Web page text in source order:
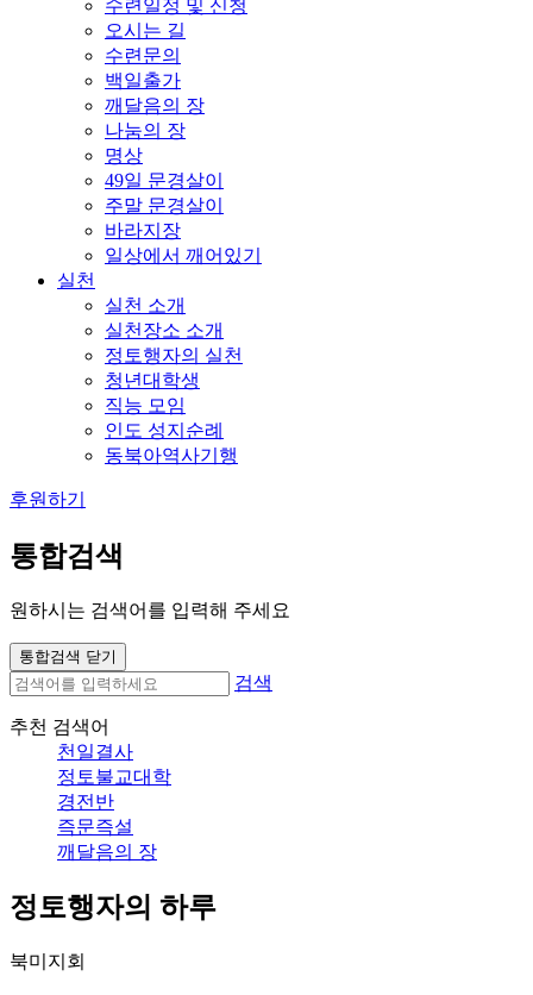
수련일정 및 신청
오시는 길
수련문의
백일출가
깨달음의 장
나눔의 장
명상
49일 문경살이
주말 문경살이
바라지장
일상에서 깨어있기
실천
실천 소개
실천장소 소개
정토행자의 실천
청년대학생
직능 모임
인도 성지순례
동북아역사기행
후원하기
통합검색
원하시는 검색어를 입력해 주세요
통합검색 닫기
검색
추천 검색어
천일결사
정토불교대학
경전반
즉문즉설
깨달음의 장
정토행자의 하루
북미지회